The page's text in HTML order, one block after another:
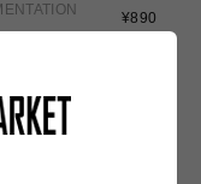
通
常
¥890